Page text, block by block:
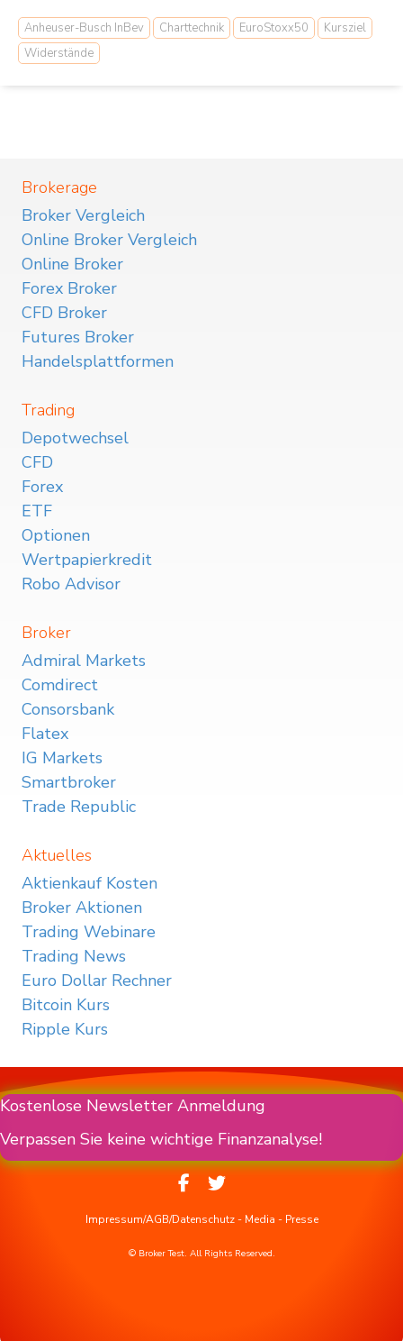
Anheuser-Busch InBev Charttechnik EuroStoxx50
Kursziel
Widerstände
Brokerage
Broker Vergleich
Online Broker Vergleich
Online Broker
Forex Broker
CFD Broker
Futures Broker
Handelsplattformen
Trading
Depotwechsel
CFD
Forex
ETF
Optionen
Wertpapierkredit
Robo Advisor
Broker
Admiral Markets
Comdirect
Consorsbank
Flatex
IG Markets
Smartbroker
Trade Republic
Aktuelles
Aktienkauf Kosten
Broker Aktionen
Trading Webinare
Trading News
Euro Dollar Rechner
Bitcoin Kurs
Ripple Kurs
Kostenlose Newsletter Anmeldung
Verpassen Sie keine wichtige Finanzanalyse!
Impressum/AGB/Datenschutz- Media - Presse
© Broker Test. All Rights Reserved.